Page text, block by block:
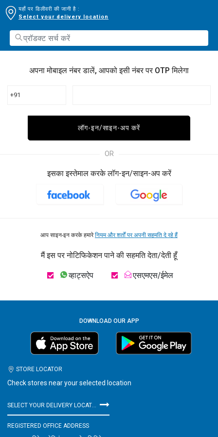
यहाँ पर डिलीवरी की जानी है :
Select your delivery location
अपना मोबाइल नंबर डालें, आपको इसी नंबर पर OTP मिलेगा
+91
लॉग-इन/साइन-अप करें
OR
इसका इस्तेमाल करके लॉग-इन/साइन-अप करें
आप साइन-इन करके हमारेनियम और शर्तों पर अपनी सहमति दे रहे हैं
मैं इस पर नोटिफिकेशन पाने की सहमति देता/देती हूँ
व्हाट्सऐप एसएमएस/ईमेल
DOWNLOAD OUR APP
STORE LOCATOR
Check stores near your selected location
SELECT YOUR DELIVERY LOCATION
REGISTERED OFFICE ADDRESS